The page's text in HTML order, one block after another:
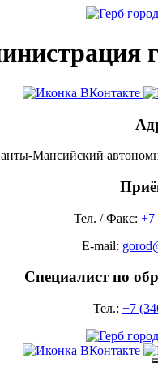
Мансийский
Тел. / Факс: +7
E-mail:
Специалист по
Тел.: +7